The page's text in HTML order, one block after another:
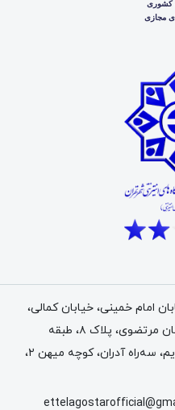
امام خمینی، خیابان کمالی،
خیابان اسکندری جنوبی، ابتدای خیابان مرتضوی، پلاک ۸، طبقه
همکف | کارخانه: جاده ساوه، رباط کریم، سه‌راه آدران، کوچه میهن ۲،